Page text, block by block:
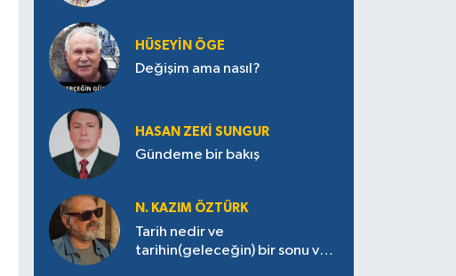
HÜSEYIN ÖGE
Değişim ama nasıl?
HASAN ZEKI SUNGUR
Gündeme bir bakış
N. KAZIM ÖZTÜRK
Tarih nedir ve
tarihin(geleceğin) bir sonu var